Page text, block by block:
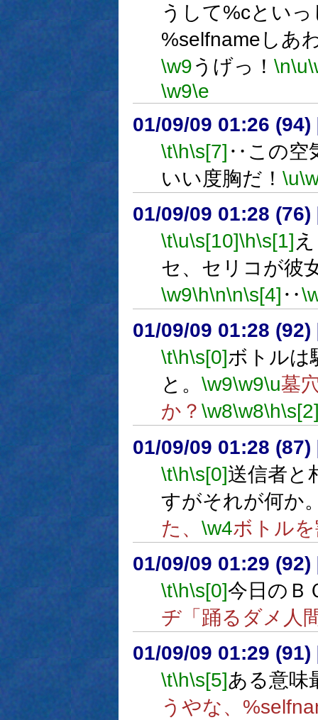
うして%cとい
%selfnameしあ
\w9うげっ！ \n\u
\w9\e
01/09/09 01:26 (94)
\t\h\s[7] ‥この空
いい度胸だ！ \u
01/09/09 01:28 (76)
\t\u\s[10]\h\s[1]
セ、セリコが彼
\w9\h\n\n\s[4] ‥
01/09/09 01:28 (92)
\t\h\s[0]ボトルは
と。 \w9\w9\u墓
か？ \w8\w8\h
01/09/09 01:28 (87)
\t\h\s[0]送信者と
すがそれが何か
た、 \w4ボトル
01/09/09 01:29 (92)
\t\h\s[0]今日のＢ
ヂ「踊るダメ人
01/09/09 01:29 (91)
\t\h\s[5]ある意味
うやな、